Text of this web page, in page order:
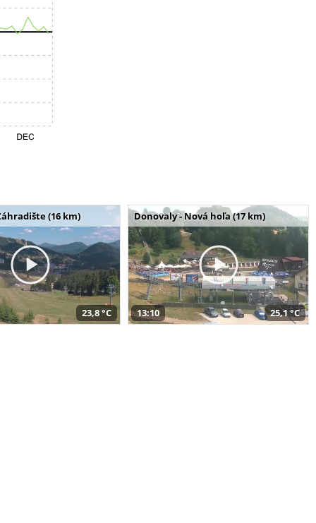
(16 km)
23,8 °C
Donovaly - Nová hoľa (17 km)
13:10 25,1 °C